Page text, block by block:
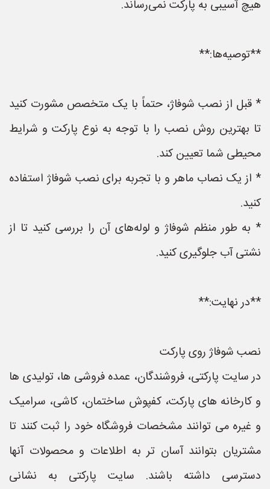
هیچ آسیبی به پارکت نمی‌رساند.
**توصیه‌ها:**
* قبل از نصب شوفاژ، حتماً با یک متخصص مشورت کنید
تا بهترین روش نصب را با توجه به نوع پارکت و شرایط
محیطی شما تعیین کند.
* از یک نصاب ماهر و با تجربه برای نصب شوفاژ استفاده
کنید.
* به طور منظم شوفاژ و لوله‌های آن را بررسی کنید تا از
نشتی آب جلوگیری کنید.
**در نهایت:**
نصب شوفاژ روی پارکت
در سایت پارکتی، فروشندگان، عمده فروشی ها، تولیدی ها
و کارخانه های پارکت، کفپوش ساختمان، کاشی، سرامیک
و غیره می توانند مشخصات فروشگاه خود را ثبت کنند تا
مشتریان بتوانند آسان تر به اطلاعات و محصولات آنها
دسترسی داشته باشند. سایت پارکتی به نشانی